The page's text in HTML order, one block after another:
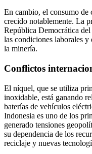
En cambio, el consumo de
crecido notablemente. La
República Democrática
las condiciones laborales y
la minería.
Conflictos
El níquel, que se utiliza
inoxidable, está ganando
baterías de vehículos
Indonesia es uno de los
generado tensiones
su dependencia de los
reciclaje y nuevas